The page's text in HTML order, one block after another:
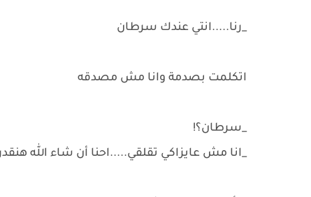
_رنا.....انتي عندك سرطان
اتكلمت بصدمة وانا مش مصدقه
_سرطان؟!
_انا مش عايزاكي تقلقي.....احنا أن شاء الله